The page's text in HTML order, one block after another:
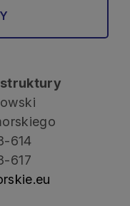
614
617